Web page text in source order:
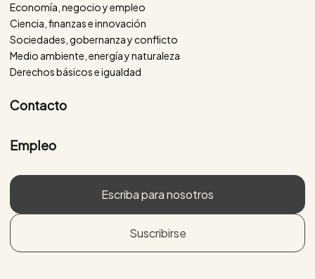
Economía, negocio y empleo
Ciencia, finanzas e innovación
Sociedades, gobernanza y conflicto
Medio ambiente, energía y naturaleza
Derechos básicos e igualdad
Contacto
Empleo
Escriba para nosotros
Suscribirse